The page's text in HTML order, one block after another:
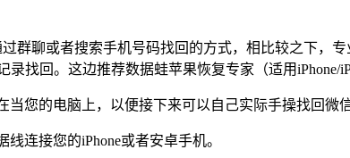
群聊或者搜索手机号码找回的方式，相比较之下，
找回。这边推荐数据蛙苹果恢复专家（适用iPhone/
您的电脑上，以便接下来可以自己实际手操找回微信
连接您的iPhone或者安卓手机。